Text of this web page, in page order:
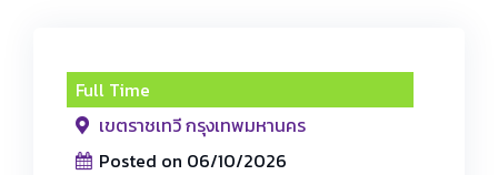
Full Time
เขตราชเทวี กรุงเทพมหานคร
Posted on 06/10/2026